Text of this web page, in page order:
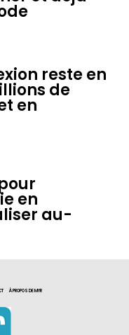
reste en
de
en
en
au-
À PROPOS DE MYR